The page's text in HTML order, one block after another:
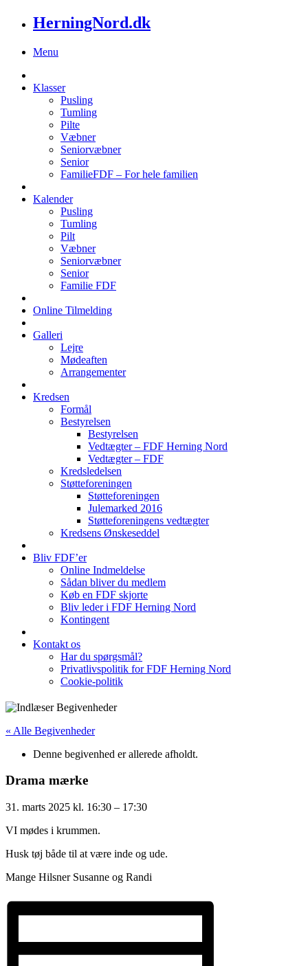
HerningNord.dk
Menu
Klasser
Pusling
Tumling
Pilte
Væbner
Seniorvæbner
Senior
FamilieFDF – For hele familien
Kalender
Pusling
Tumling
Pilt
Væbner
Seniorvæbner
Senior
Familie FDF
Online Tilmelding
Galleri
Lejre
Mødeaften
Arrangementer
Kredsen
Formål
Bestyrelsen
Bestyrelsen
Vedtægter – FDF Herning Nord
Vedtægter – FDF
Kredsledelsen
Støtteforeningen
Støtteforeningen
Julemarked 2016
Støtteforeningens vedtægter
Kredsens Ønskeseddel
Bliv FDF’er
Online Indmeldelse
Sådan bliver du medlem
Køb en FDF skjorte
Bliv leder i FDF Herning Nord
Kontingent
Kontakt os
Har du spørgsmål?
Privatlivspolitik for FDF Herning Nord
Cookie-politik
« Alle Begivenheder
Denne begivenhed er allerede afholdt.
Drama mærke
31. marts 2025 kl. 16:30 – 17:30
VI mødes i krummen.
Husk tøj både til at være inde og ude.
Mange Hilsner Susanne og Randi